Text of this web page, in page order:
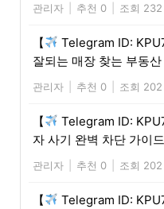
관리자 추천 0 조회 232
【
Telegram ID:
잘되는 매장 찾는 부동
관리자 추천 0 조회 202
【
Telegram ID:
자 사기 완벽 차단 가이
관리자 추천 0 조회 202
【
Telegram ID: